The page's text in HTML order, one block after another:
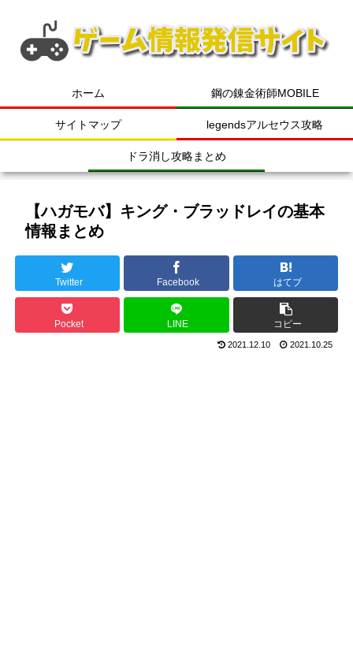
ホーム 鋼の錬金術師MOBILE
サイトマップ legendsアルセウス攻略
ドラ消し攻略まとめ
【ハガモバ】キング・ブラッドレイの基本
情報まとめ
Twitter Facebook はてブ
Pocket LINE コピー
2021.12.10 2021.10.25